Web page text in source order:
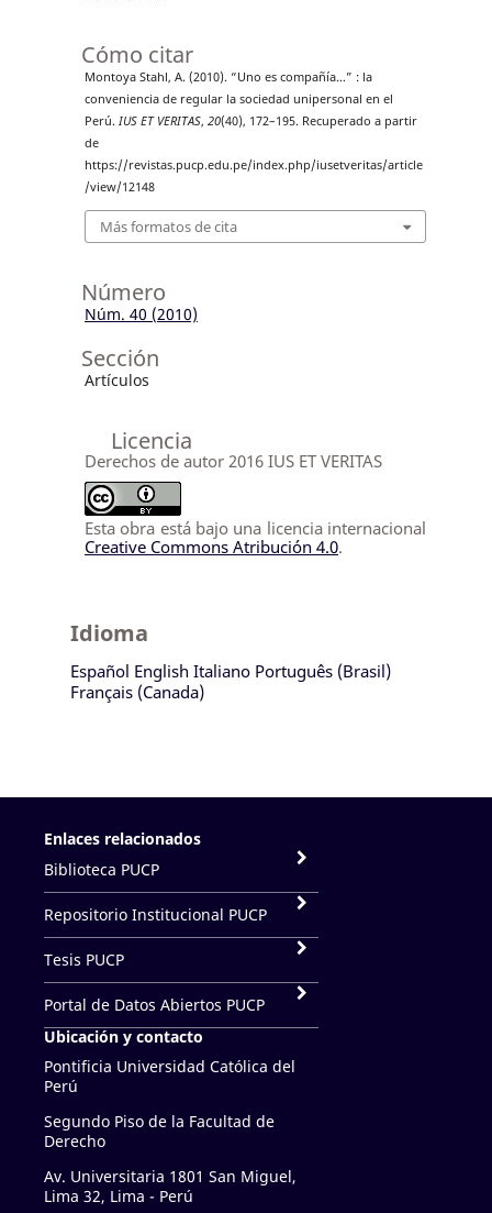
Cómo citar
Montoya Stahl, A. (2010). “Uno es compañía…” : la
conveniencia de regular la sociedad unipersonal en el
Perú. IUS ET VERITAS, 20(40), 172–195. Recuperado a partir
de
https://revistas.pucp.edu.pe/index.php/iusetveritas/article
/view/12148
Más formatos de cita
Número
Núm. 40 (2010)
Sección
Artículos
Licencia
Derechos de autor 2016 IUS ET VERITAS
Esta obra está bajo una licencia internacional
Creative Commons Atribución 4.0.
Idioma
Español English Italiano Português (Brasil)
Français (Canada)
Enlaces relacionados
Biblioteca PUCP
Repositorio Institucional PUCP
Tesis PUCP
Portal de Datos Abiertos PUCP
Ubicación y contacto
Pontificia Universidad Católica del
Perú
Segundo Piso de la Facultad de
Derecho
Av. Universitaria 1801 San Miguel,
Lima 32, Lima - Perú